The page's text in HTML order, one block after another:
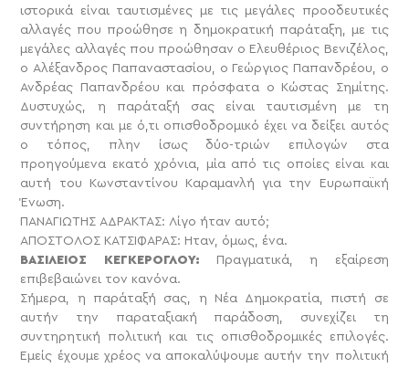
ιστορικά είναι ταυτισμένες με τις μεγάλες προοδευτικές
αλλαγές που προώθησε η δημοκρατική παράταξη, με τις
μεγάλες αλλαγές που προώθησαν ο Ελευθέριος Βενιζέλος,
ο Αλέξανδρος Παπαναστασίου, ο Γεώργιος Παπανδρέου, ο
Ανδρέας Παπανδρέου και πρόσφατα ο Κώστας Σημίτης.
Δυστυχώς, η παράταξή σας είναι ταυτισμένη με τη
συντήρηση και με ό,τι οπισθοδρομικό έχει να δείξει αυτός
ο τόπος, πλην ίσως δύο-τριών επιλογών στα
προηγούμενα εκατό χρόνια, μία από τις οποίες είναι και
αυτή του Κωνσταντίνου Καραμανλή για την Ευρωπαϊκή
Ένωση.
ΠΑΝΑΓΙΩΤΗΣ ΑΔΡΑΚΤΑΣ: Λίγο ήταν αυτό;
ΑΠΟΣΤΟΛΟΣ ΚΑΤΣΙΦΑΡΑΣ: Ήταν, όμως, ένα.
ΒΑΣΙΛΕΙΟΣ ΚΕΓΚΕΡΟΓΛΟΥ: Πραγματικά, η εξαίρεση
επιβεβαιώνει τον κανόνα.
Σήμερα, η παράταξή σας, η Νέα Δημοκρατία, πιστή σε
αυτήν την παραταξιακή παράδοση, συνεχίζει τη
συντηρητική πολιτική και τις οπισθοδρομικές επιλογές.
Εμείς έχουμε χρέος να αποκαλύψουμε αυτήν την πολιτική